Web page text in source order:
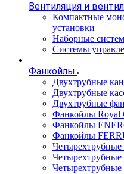
Вентиляция и
Компактные
установки
Наборные
Системы
Фанкойлы
Двухтрубные
Двухтрубные
Двухтрубные
Фанкойлы Royal
Фанкойлы
Фанкойлы